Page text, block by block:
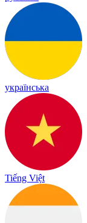
українська
Tiếng Việt